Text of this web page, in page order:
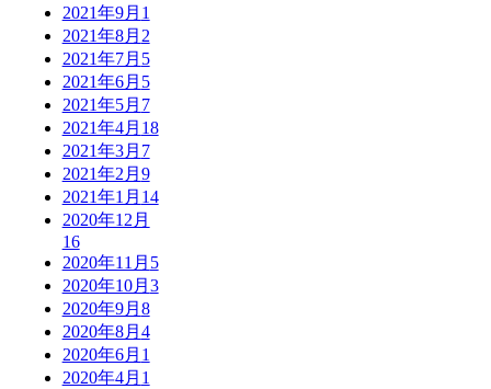
2021年9月 1
2021年8月 2
2021年7月 5
2021年6月 5
2021年5月 7
2021年4月 18
2021年3月 7
2021年2月 9
2021年1月 14
2020年12月
16
2020年11月 5
2020年10月 3
2020年9月 8
2020年8月 4
2020年6月 1
2020年4月 1